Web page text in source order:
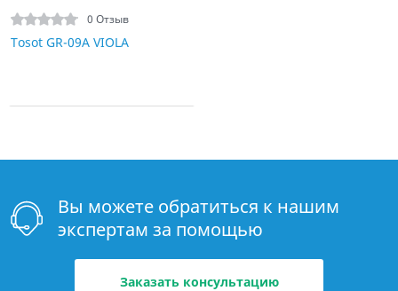
0 Отзыв
Tosot GR-09A VIOLA
Вы можете обратиться к нашим
экспертам за помощью
Заказать консультацию